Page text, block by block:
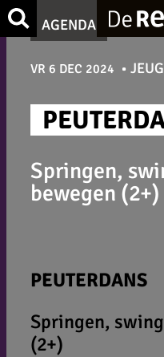
Ga
naar
Zoek
AGENDA
VR 6 DEC 2024
Springen,
bewegen (2+)
PEUTERDANS
Springen,
(2+)